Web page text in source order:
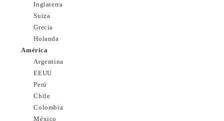
Inglaterra
Suiza
Grecia
Holanda
América
Argentina
EEUU
Perú
Chile
Colombia
México